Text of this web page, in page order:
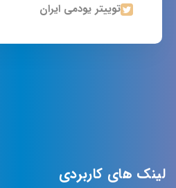
توییتر یودمی ایران
لینک های کاربردی